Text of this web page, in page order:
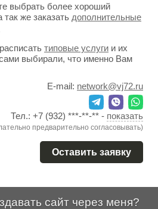
выбрать более хороший
же заказать дополнительные
типовые услуги и их
выбирали, что именно Вам
E-mail: network@vj72.ru
Тел.: +7 (932) ***-**-** - показать
предварительно согласовывать)
Оставить заявку
сайт через меня?